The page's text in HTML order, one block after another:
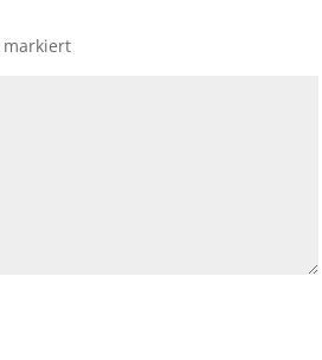
markiert